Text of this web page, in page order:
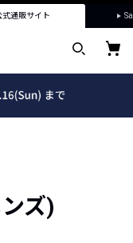
式通販サイト
ズ)